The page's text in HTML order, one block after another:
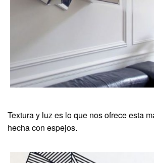
Textura y luz es lo que nos ofrece esta
hecha con espejos.